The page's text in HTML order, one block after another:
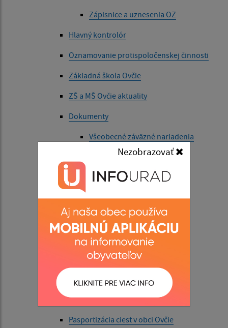
Nezobrazovať
Zápisnice a uznesenia OZ
Hlavný kontrolór
Oznamovanie protispoločenskej činnosti
Základná škola Ovčie
ZŠ a MŠ Ovčie aktuality
Dokumenty
Všeobecné záväzné nariadenia
Hospodárenie
Ostatné dokumenty
Symboly obce
Voľby a referendá
Úradná tabuľa
Aktuality
História
Pasportizácia ciest v obci Ovčie